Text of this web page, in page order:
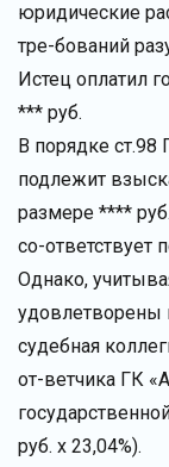
юридические
тре-бований
Истец оплатил
*** руб.
В порядке ст.98
подлежит
размере ****
со-ответствует
Однако,
удовлетворены
судебная
от-ветчика ГК
руб. х 23,04%).